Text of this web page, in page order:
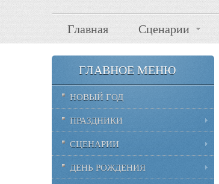
Главная Сценарии
ГЛАВНОЕ МЕНЮ
НОВЫЙ ГОД
ПРАЗДНИКИ
СЦЕНАРИИ
ДЕНЬ РОЖДЕНИЯ